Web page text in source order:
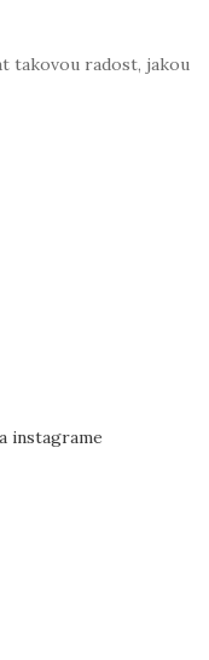
takovou radost, jakou